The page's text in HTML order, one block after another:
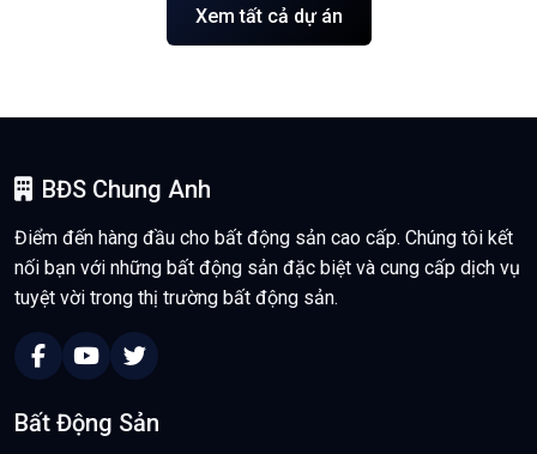
Xem tất cả dự án
BĐS Chung Anh
Điểm đến hàng đầu cho bất động sản cao cấp. Chúng tôi kết
nối bạn với những bất động sản đặc biệt và cung cấp dịch vụ
tuyệt vời trong thị trường bất động sản.
Bất Động Sản